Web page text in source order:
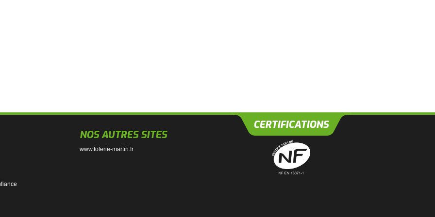
NOS AUTRES SITES
www.tolerie-martin.fr
CERTIFICATIONS